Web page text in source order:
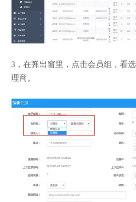
3，在弹出窗里，点击会员组，看
理商。